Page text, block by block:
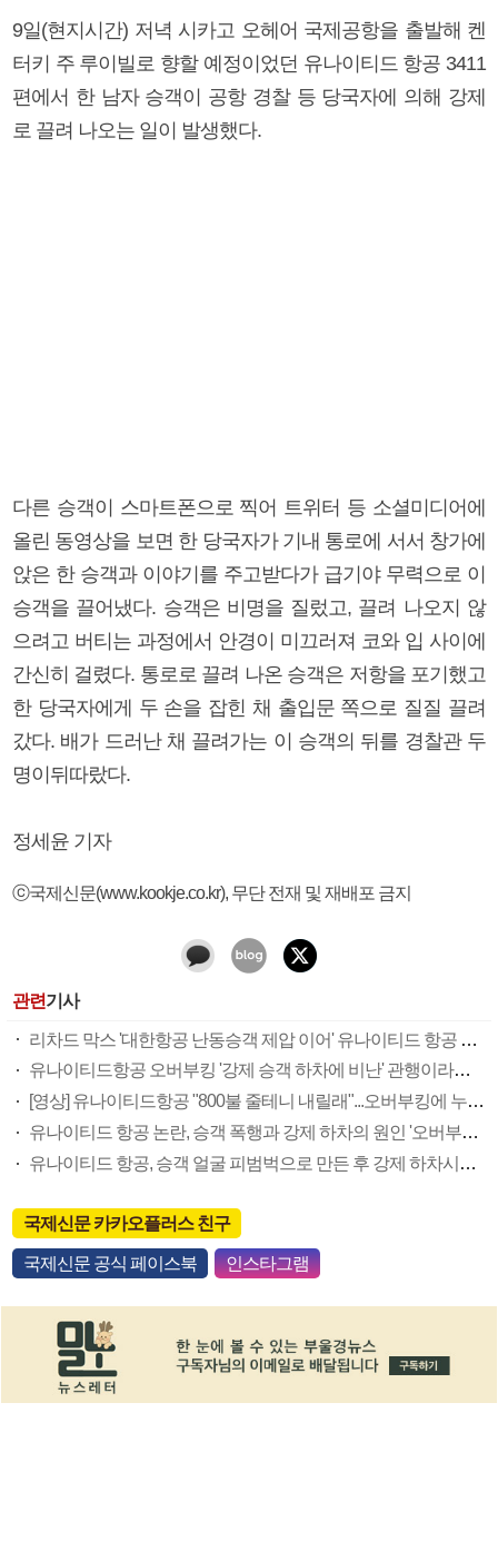
9일(현지시간) 저녁 시카고 오헤어 국제공항을 출발해 켄
터키 주 루이빌로 향할 예정이었던 유나이티드 항공 3411
편에서 한 남자 승객이 공항 경찰 등 당국자에 의해 강제
로 끌려 나오는 일이 발생했다.
다른 승객이 스마트폰으로 찍어 트위터 등 소셜미디어에
올린 동영상을 보면 한 당국자가 기내 통로에 서서 창가에
앉은 한 승객과 이야기를 주고받다가 급기야 무력으로 이
승객을 끌어냈다. 승객은 비명을 질렀고, 끌려 나오지 않
으려고 버티는 과정에서 안경이 미끄러져 코와 입 사이에
간신히 걸렸다. 통로로 끌려 나온 승객은 저항을 포기했고
한 당국자에게 두 손을 잡힌 채 출입문 쪽으로 질질 끌려
갔다. 배가 드러난 채 끌려가는 이 승객의 뒤를 경찰관 두
명이뒤따랐다.
정세윤 기자
ⓒ국제신문(www.kookje.co.kr), 무단 전재 및 재배포 금지
관련기사
리차드 막스 '대한항공 난동승객 제압 이어' 유나이티드 항공 보이콧 '누가 함께 하겠나'
유나이티드항공 오버부킹 '강제 승객 하차에 비난' 관행이라기에는 문제 많아
[영상] 유나이티드항공 "800불 줄테니 내릴래"...오버부킹에 누리꾼 "뭐 이런 항공사가 다 있나"
유나이티드 항공 논란, 승객 폭행과 강제 하차의 원인 '오버부킹'은 무슨 뜻?
유나이티드 항공, 승객 얼굴 피범벅으로 만든 후 강제 하차시킨 이유는?
국제신문 카카오플러스 친구
국제신문 공식 페이스북 인스타그램